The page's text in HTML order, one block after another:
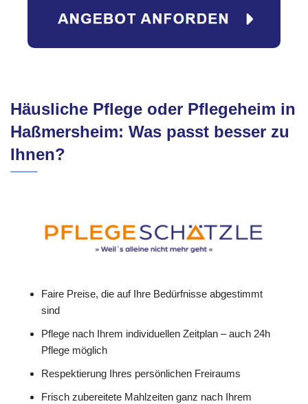
Häusliche Pflege oder Pflegeheim in
Haßmersheim: Was passt besser zu
Ihnen?
Faire Preise, die auf Ihre Bedürfnisse abgestimmt
sind
Pflege nach Ihrem individuellen Zeitplan – auch 24h
Pflege möglich
Respektierung Ihres persönlichen Freiraums
Frisch zubereitete Mahlzeiten ganz nach Ihrem